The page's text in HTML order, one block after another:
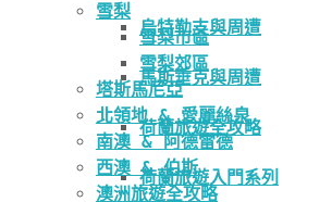
烏特勒支與周遭
馬斯垂克與周遭
荷蘭旅遊全攻略
荷蘭旅遊入門系列
雪梨
雪梨市區
雪梨郊區
塔斯馬尼亞
北領地 & 愛麗絲泉
南澳 & 阿德雷德
西澳 & 伯斯
澳洲旅遊全攻略